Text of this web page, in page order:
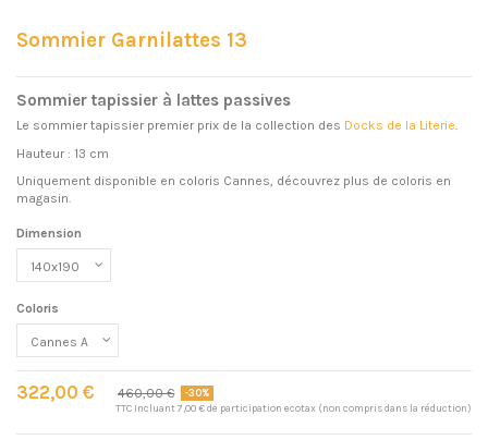
Sommier Garnilattes 13
Sommier tapissier à lattes passives
Le sommier tapissier premier prix de la collection des Docks de la Literie.
Hauteur : 13 cm
Uniquement disponible en coloris Cannes, découvrez plus de coloris en
magasin.
Dimension
Coloris
322,00 € 460,00 € -30%
Incluant 7,00 € de participation ecotax (non compris dans la réduction)
TTC